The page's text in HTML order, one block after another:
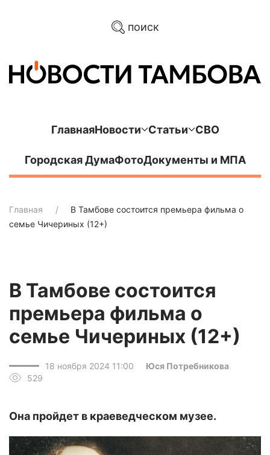
поиск
ГлавнаяНовости Статьи СВО
Городская ДумаФотоДокументы и МПА
Главная
В Тамбове состоится премьера фильма о
семье Чичериных (12+)
В Тамбове состоится
премьера фильма о
семье Чичериных (12+)
18 ноября 2024 11:00
Юся Потребникова
529
Она пройдет в краеведческом музее.